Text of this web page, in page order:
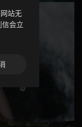
站无
信会立